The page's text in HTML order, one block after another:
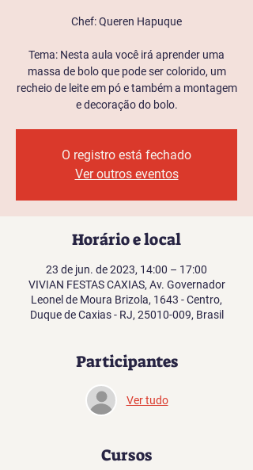
Chef: Queren Hapuque
Tema: Nesta aula você irá aprender uma
massa de bolo que pode ser colorido, um
recheio de leite em pó e também a montagem
e decoração do bolo.
O registro está fechado
Ver outros eventos
Horário e local
23 de jun. de 2023, 14:00 – 17:00
VIVIAN FESTAS CAXIAS, Av. Governador
Leonel de Moura Brizola, 1643 - Centro,
Duque de Caxias - RJ, 25010-009, Brasil
Participantes
Ver tudo
Cursos